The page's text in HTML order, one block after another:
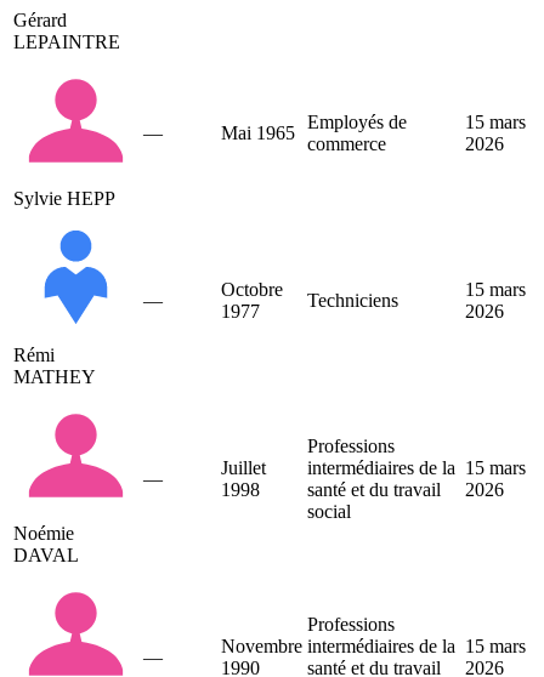
Gérard
LEPAINTRE
Sylvie HEPP
— Mai 1965
Employés de
commerce
15 mars
2026
Rémi
MATHEY
—
Octobre
1977
Techniciens
15 mars
2026
Noémie
DAVAL
—
Juillet
1998
Professions
intermédiaires de la
santé et du travail
social
15 mars
2026
—
Novembre
1990
Professions
intermédiaires de la
santé et du travail
15 mars
2026